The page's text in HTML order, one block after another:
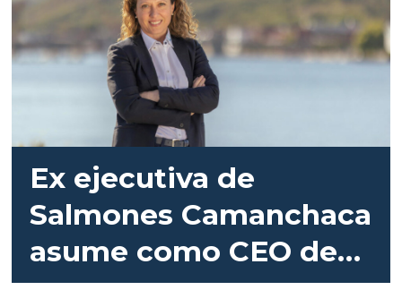
Ex ejecutiva de
Salmones Camanchaca
asume como CEO de
Sterner Group